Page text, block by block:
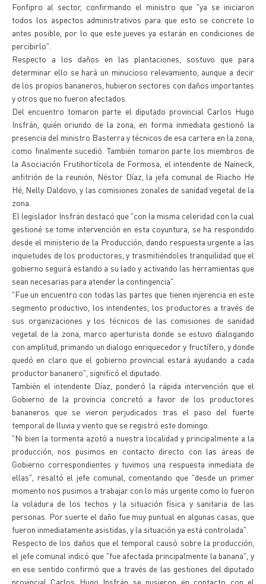
Fonfipro al sector, confirmando el ministro que "ya se iniciaron
todos los aspectos administrativos para que esto se concrete lo
antes posible, por lo que este jueves ya estarán en condiciones de
percibirlo".
Respecto a los daños en las plantaciones, sostuvo que para
determinar ello se hará un minucioso relevamiento, aunque a decir
de los propios bananeros, hubieron sectores con daños importantes
y otros que no fueron afectados.
Del encuentro tomaron parte el diputado provincial Carlos Hugo
Insfrán, quién oriundo de la zona, en forma inmediata gestionó la
presencia del ministro Basterra y técnicos de esa cartera en la zona,
como finalmente sucedió. También tomaron parte los miembros de
la Asociación Frutihortícola de Formosa, el intendente de Naineck,
anfitrión de la reunión, Néstor Díaz, la jefa comunal de Riacho He
Hé, Nelly Daldovo, y las comisiones zonales de sanidad vegetal de la
zona.
El legislador Insfrán destacó que "con la misma celeridad con la cual
gestioné se tome intervención en esta coyuntura, se ha respondido
desde el ministerio de la Producción, dando respuesta urgente a las
inquietudes de los productores, y trasmitiéndoles tranquilidad que el
gobierno seguirá estando a su lado y activando las herramientas que
sean necesarias para atender la contingencia".
"Fue un encuentro con todas las partes que tienen injerencia en este
segmento productivo, los intendentes, los productores a través de
sus organizaciones y los técnicos de las comisiones de sanidad
vegetal de la zona, marco aperturista donde se estuvo dialogando
con amplitud, primando un dialogo enriquecedor y fructífero, y donde
quedó en claro que el gobierno provincial estará ayudando a cada
productor bananero", significó el diputado.
También el intendente Díaz, ponderó la rápida intervención que el
Gobierno de la provincia concretó a favor de los productores
bananeros que se vieron perjudicados tras el paso del fuerte
temporal de lluvia y viento que se registró este domingo.
"Ni bien la tormenta azotó a nuestra localidad y principalmente a la
producción, nos pusimos en contacto directo con las áreas de
Gobierno correspondientes y tuvimos una respuesta inmediata de
ellas", resaltó el jefe comunal, comentando que "desde un primer
momento nos pusimos a trabajar con lo más urgente como lo fueron
la voladura de los techos y la situación física y sanitaria de las
personas. Por suerte el daño fue muy puntual en algunas casas, que
fueron inmediatamente asistidas, y la situación ya está controlada".
Respecto de los daños que el temporal causó sobre la producción,
el jefe comunal indicó que "fue afectada principalmente la banana", y
en ese sentido confirmó que a través de las gestiones del diputado
provincial Carlos Hugo Insfrán se pusieron en contacto con el